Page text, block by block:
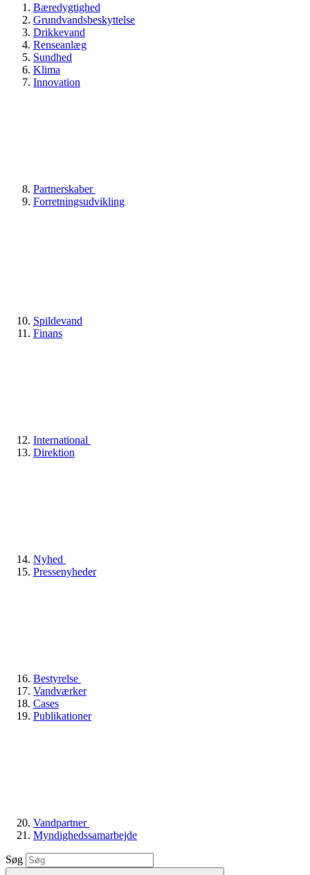
Bæredygtighed
Grundvandsbeskyttelse
Drikkevand
Renseanlæg
Sundhed
Klima
Innovation
Partnerskaber
Forretningsudvikling
Spildevand
Finans
International
Direktion
Nyhed
Pressenyheder
Bestyrelse
Vandværker
Cases
Publikationer
Vandpartner
Myndighedssamarbejde
Søg